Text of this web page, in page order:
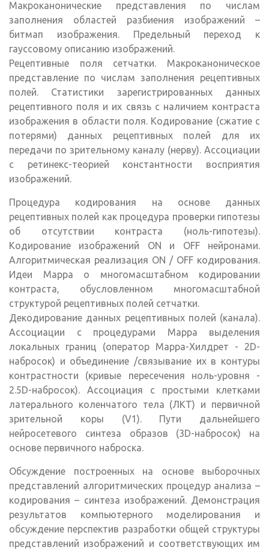
Макроканонические представления по числам
заполнения областей разбиения изображений –
битмап изображения. Предельный переход к
гауссовому описанию изображений.
Рецептивные поля сетчатки. Макроканоническое
представление по числам заполнения рецептивных
полей. Статистики зарегистрированных данных
рецептивного поля и их связь с наличием контраста
изображения в области поля. Кодирование (сжатие с
потерями) данных рецептивных полей для их
передачи по зрительному каналу (нерву). Ассоциации
с ретинекс-теорией константности восприятия
изображений.
Процедура кодирования на основе данных
рецептивных полей как процедура проверки гипотезы
об отсутствии контраста (ноль-гипотезы).
Кодирование изображений ON и OFF нейронами.
Алгоритмическая реализация ON / OFF кодирования.
Идеи Марра о многомасштабном кодировании
контраста, обусловленном многомасштабной
структурой рецептивных полей сетчатки.
Декодирование данных рецептивных полей (канала).
Ассоциации с процедурами Марра выделения
локальных границ (оператор Марра-Хилдрет - 2D-
набросок) и объединение /связывание их в контуры
контрастности (кривые пересечения ноль-уровня -
2.5D-набросок). Ассоциация с простыми клетками
латерального коленчатого тела (ЛКТ) и первичной
зрительной коры (V1). Пути дальнейшего
нейросетевого синтеза образов (3D-набросок) на
основе первичного наброска.
Обсуждение построенных на основе выборочных
представлений алгоритмических процедур анализа –
кодирования – синтеза изображений. Демонстрация
результатов компьютерного моделирования и
обсуждение перспектив разработки общей структуры
представлений изображений и соответствующих им